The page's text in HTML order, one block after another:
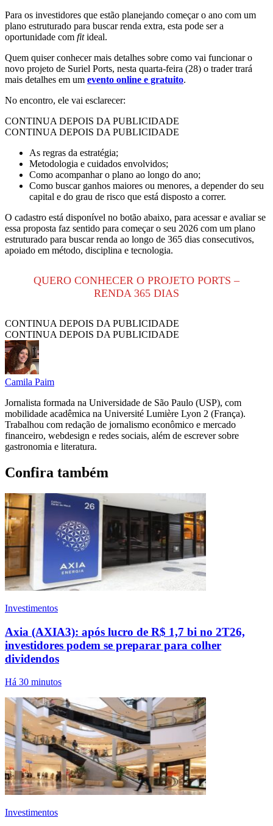
Para os investidores que estão planejando começar o ano com um
plano estruturado para buscar renda extra, esta pode ser a
oportunidade com fitideal.
Quem quiser conhecer mais detalhes sobre como vai funcionar o
novo projeto de Suriel Ports, nesta quarta-feira (28) o trader trará
mais detalhes em um evento online e gratuito.
No encontro, ele vai esclarecer:
CONTINUA DEPOIS DA PUBLICIDADE
CONTINUA DEPOIS DA PUBLICIDADE
As regras da estratégia;
Metodologia e cuidados envolvidos;
Como acompanhar o plano ao longo do ano;
Como buscar ganhos maiores ou menores, a depender do seu
capital e do grau de risco que está disposto a correr.
O cadastro está disponível no botão abaixo, para acessar e avaliar se
essa proposta faz sentido para começar o seu 2026 com um plano
estruturado para buscar renda ao longo de 365 dias consecutivos,
apoiado em método, disciplina e tecnologia.
QUERO CONHECER O PROJETO PORTS –
RENDA 365 DIAS
CONTINUA DEPOIS DA PUBLICIDADE
CONTINUA DEPOIS DA PUBLICIDADE
Camila Paim
Jornalista formada na Universidade de São Paulo (USP), com
mobilidade acadêmica na Université Lumière Lyon 2 (França).
Trabalhou com redação de jornalismo econômico e mercado
financeiro, webdesign e redes sociais, além de escrever sobre
gastronomia e literatura.
Confira também
Investimentos
Axia (AXIA3): após lucro de R$ 1,7 bi no 2T26,
investidores podem se preparar para colher
dividendos
Há 30 minutos
Investimentos